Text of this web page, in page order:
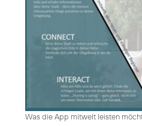
Was die App mitwelt leisten